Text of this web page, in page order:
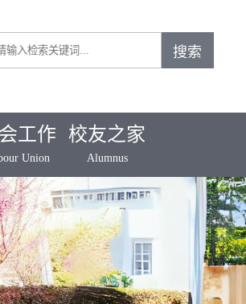
工作
Union
校友之家
Alumnus